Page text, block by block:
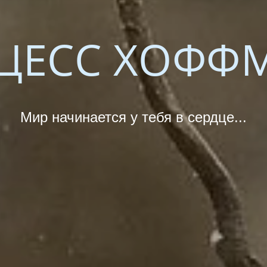
Мир начинается у тебя в сердце...